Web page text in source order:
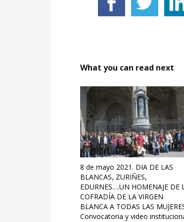
What you can read next
8 de mayo 2021. DIA DE LAS
BLANCAS, ZURIÑES,
EDURNES….UN HOMENAJE DE
COFRADÍA DE LA VIRGEN
BLANCA A TODAS LAS
Convocatoria y video